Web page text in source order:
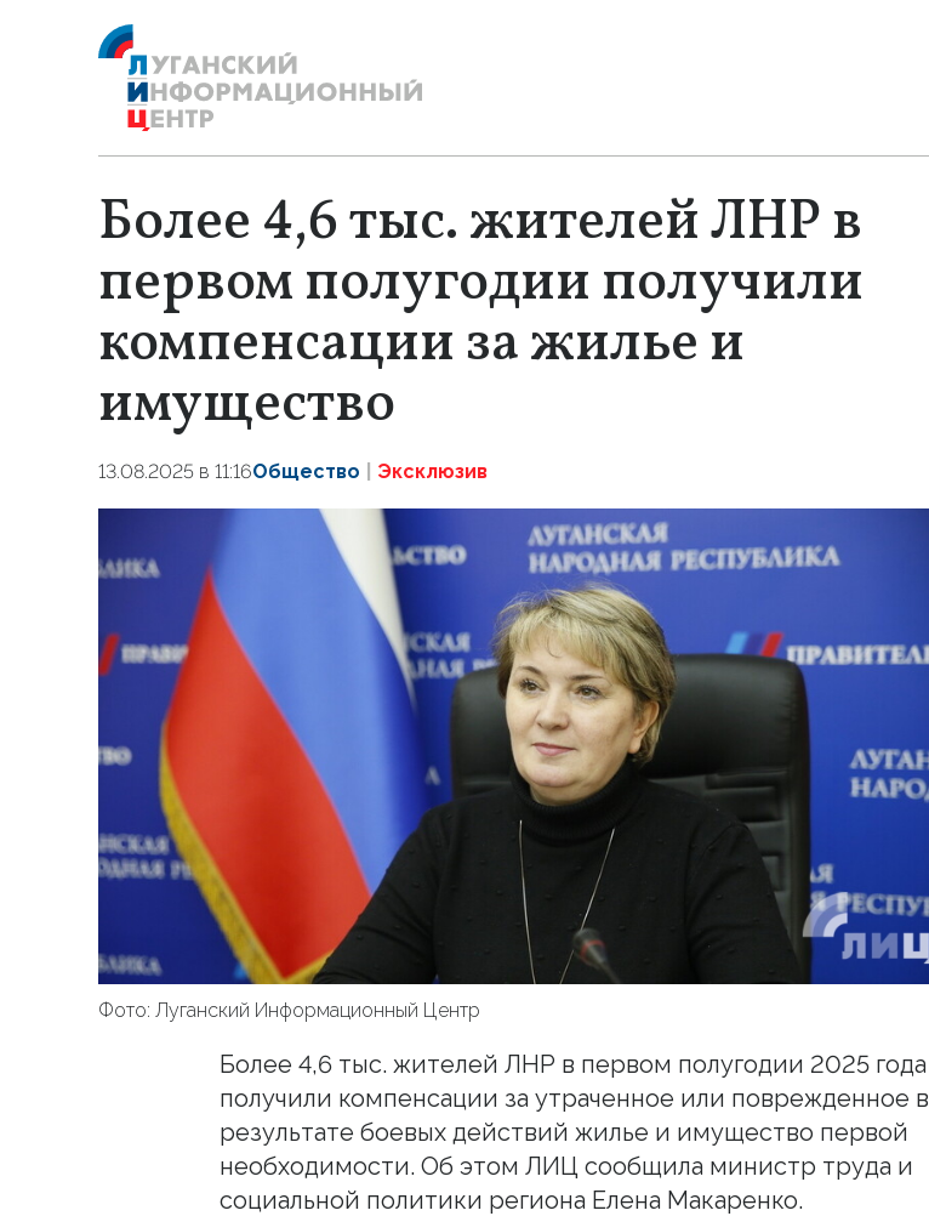
Более 4,6 тыс. жителей ЛНР в
первом полугодии получили
компенсации за жилье и
имущество
13.08.2025 в 11:16Общество Эксклюзив
Фото: Луганский Информационный Центр
Более 4,6 тыс. жителей ЛНР в первом полугодии 2025 года
получили компенсации за утраченное или поврежденное в
результате боевых действий жилье и имущество первой
необходимости. Об этом ЛИЦ сообщила министр труда и
социальной политики региона Елена Макаренко.